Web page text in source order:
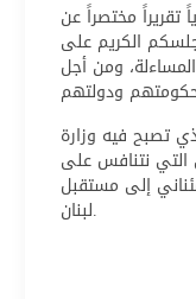
تقريراً مختصراً عن
الكريم على
ومن أجل
تصبح فيه وزارة
التي نتنافس على
إلى مستقبل
لبنان.